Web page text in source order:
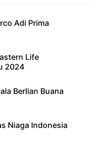
Adi Prima
Life
2024
Berlian Buana
Niaga Indonesia